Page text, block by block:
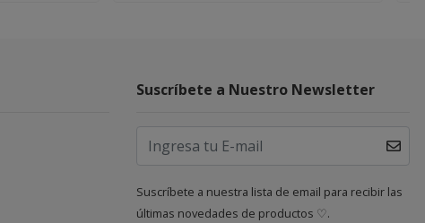
Suscríbete a Nuestro Newsletter
Suscríbete a nuestra lista de email para recibir las
últimas novedades de productos ♡.